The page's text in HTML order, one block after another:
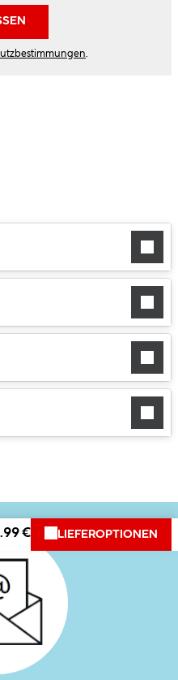
€ LIEFEROPTIONEN